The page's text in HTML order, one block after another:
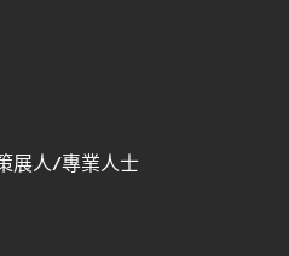
展人/專業人士